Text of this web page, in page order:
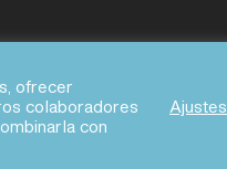
ofrecer
colaboradores
con